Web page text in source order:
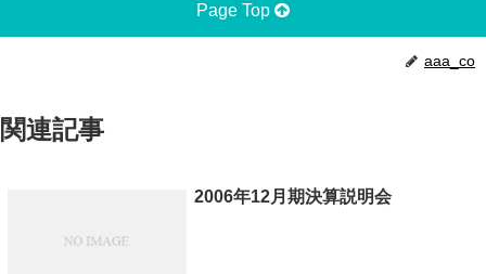
Page Top
aaa_co
関連記事
2006年12月期決算説明会